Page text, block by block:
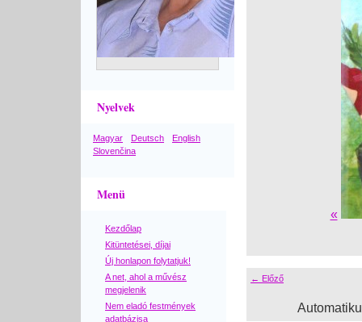
Nyelvek
Magyar Deutsch
English
Slovenčina
Menü
Kezdőlap
Kitüntetései, díjai
Új honlapon folytatjuk!
A net, ahol a művész
megjelenik
Nem eladó festmények
adatbázisa
«
← Előző